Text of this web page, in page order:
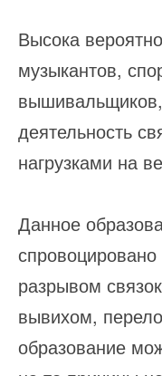
Высока
музыкантов,
деятельность
нагрузками на
Данное
разрывом
вывихом,
образование